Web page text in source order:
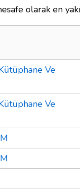
olarak en
Ve
Ve